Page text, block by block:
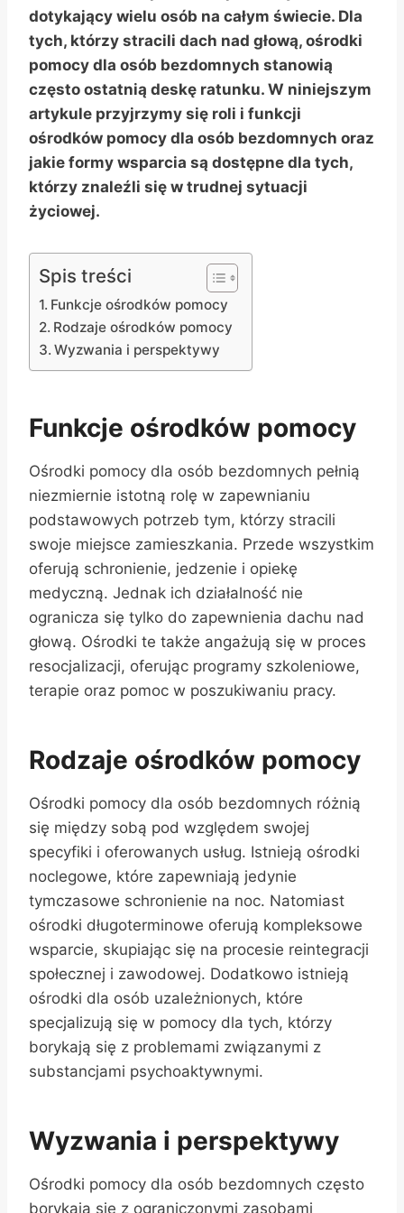
dotykający wielu osób na całym świecie. Dla
tych, którzy stracili dach nad głową, ośrodki
pomocy dla osób bezdomnych stanowią
często ostatnią deskę ratunku. W niniejszym
artykule przyjrzymy się roli i funkcji
ośrodków pomocy dla osób bezdomnych oraz
jakie formy wsparcia są dostępne dla tych,
którzy znaleźli się w trudnej sytuacji
życiowej.
Spis treści
Funkcje ośrodków pomocy
Rodzaje ośrodków pomocy
Wyzwania i perspektywy
Funkcje ośrodków pomocy
Ośrodki pomocy dla osób bezdomnych pełnią
niezmiernie istotną rolę w zapewnianiu
podstawowych potrzeb tym, którzy stracili
swoje miejsce zamieszkania. Przede wszystkim
oferują schronienie, jedzenie i opiekę
medyczną. Jednak ich działalność nie
ogranicza się tylko do zapewnienia dachu nad
głową. Ośrodki te także angażują się w proces
resocjalizacji, oferując programy szkoleniowe,
terapie oraz pomoc w poszukiwaniu pracy.
Rodzaje ośrodków pomocy
Ośrodki pomocy dla osób bezdomnych różnią
się między sobą pod względem swojej
specyfiki i oferowanych usług. Istnieją ośrodki
noclegowe, które zapewniają jedynie
tymczasowe schronienie na noc. Natomiast
ośrodki długoterminowe oferują kompleksowe
wsparcie, skupiając się na procesie reintegracji
społecznej i zawodowej. Dodatkowo istnieją
ośrodki dla osób uzależnionych, które
specjalizują się w pomocy dla tych, którzy
borykają się z problemami związanymi z
substancjami psychoaktywnymi.
Wyzwania i perspektywy
Ośrodki pomocy dla osób bezdomnych często
borykają się z ograniczonymi zasobami